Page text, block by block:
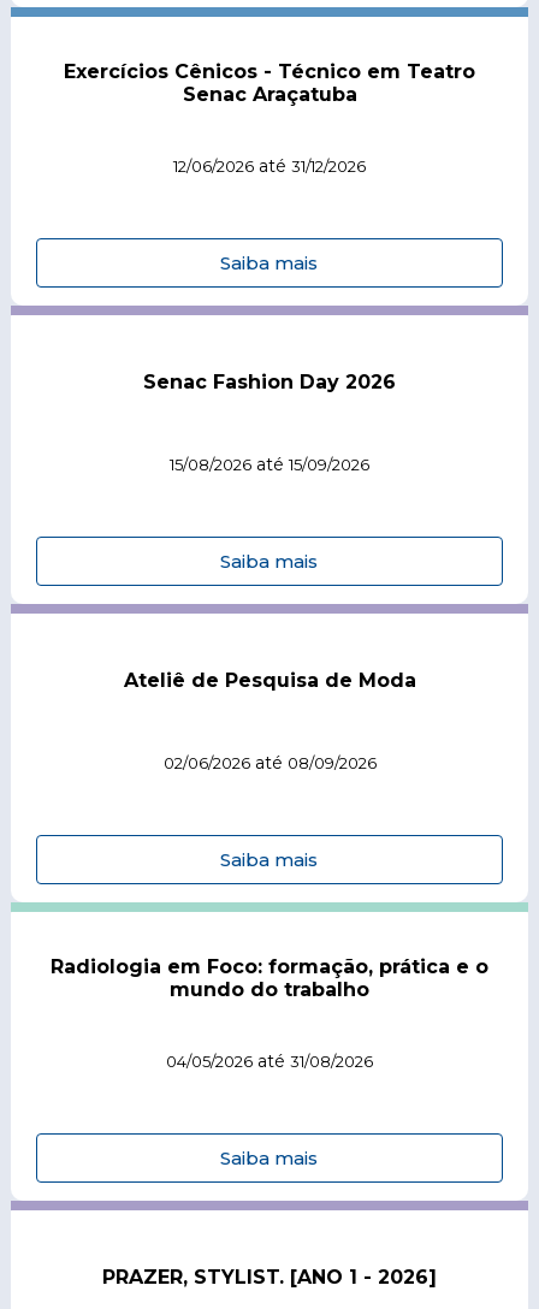
Exercícios Cênicos - Técnico em Teatro
Senac Araçatuba
12/06/2026 até 31/12/2026
Saiba mais
Senac Fashion Day 2026
15/08/2026 até15/09/2026
Saiba mais
Ateliê de Pesquisa de Moda
02/06/2026até 08/09/2026
Saiba mais
Radiologia em Foco: formação, prática e o
mundo do trabalho
04/05/2026 até 31/08/2026
Saiba mais
PRAZER, STYLIST. [ANO 1 - 2026]